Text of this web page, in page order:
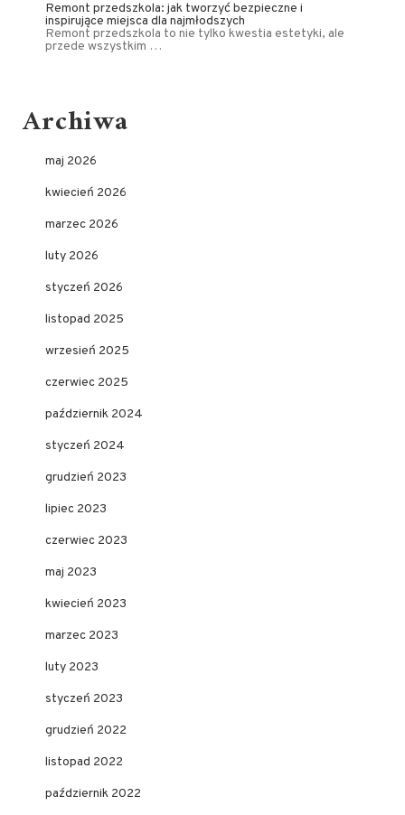
Remont przedszkola: jak tworzyć bezpieczne i
inspirujące miejsca dla najmłodszych
Remont przedszkola to nie tylko kwestia estetyki, ale
przede wszystkim …
Archiwa
maj 2026
kwiecień 2026
marzec 2026
luty 2026
styczeń 2026
listopad 2025
wrzesień 2025
czerwiec 2025
październik 2024
styczeń 2024
grudzień 2023
lipiec 2023
czerwiec 2023
maj 2023
kwiecień 2023
marzec 2023
luty 2023
styczeń 2023
grudzień 2022
listopad 2022
październik 2022